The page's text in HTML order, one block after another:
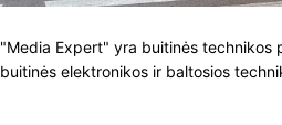
"Media Expert" yra buitinės technikos
buitinės elektronikos ir baltosios